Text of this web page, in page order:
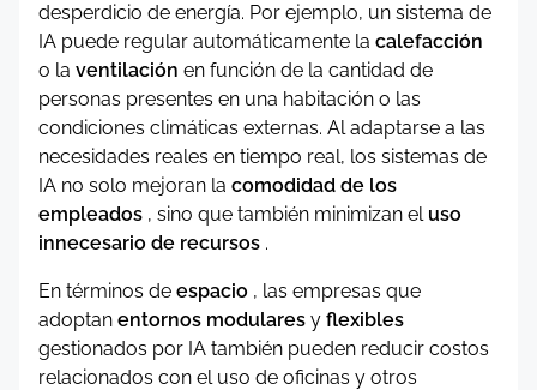
desperdicio de energía. Por ejemplo, un sistema de
IA puede regular automáticamente la calefacción
o la ventilación en función de la cantidad de
personas presentes en una habitación o las
condiciones climáticas externas. Al adaptarse a las
necesidades reales en tiempo real, los sistemas de
IA no solo mejoran la comodidad de los
empleados , sino que también minimizan el uso
innecesario de recursos .
En términos de espacio , las empresas que
adoptan entornos modulares y flexibles
gestionados por IA también pueden reducir costos
relacionados con el uso de oficinas y otros